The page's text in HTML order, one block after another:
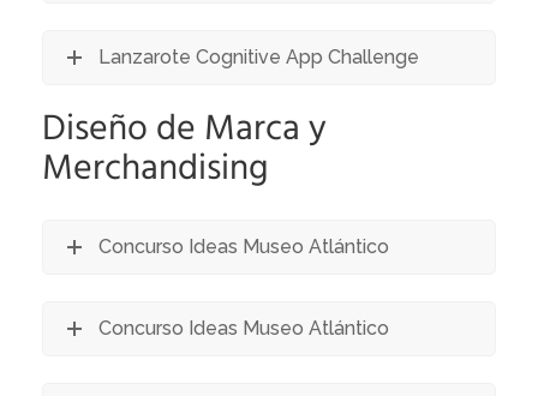
Lanzarote Cognitive App Challenge
Diseño de Marca y
Merchandising
Concurso Ideas Museo Atlántico
Concurso Ideas Museo Atlántico